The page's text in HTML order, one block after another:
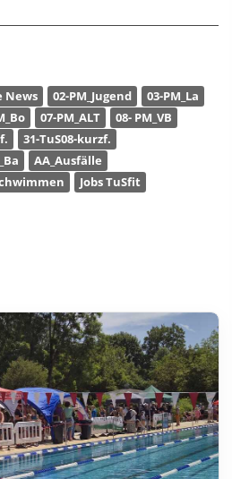
News 02-PM_Jugend
03-PM_La
07-PM_ALT
08- PM_VB
31-TuS08-kurzf.
AA_Ausfälle
Jobs TuSfit